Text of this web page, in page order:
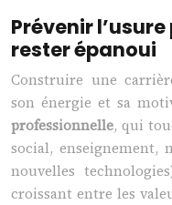
Prévenir
rester épanoui
Construire une
son énergie et sa
professionnelle, qui
social, enseignement,
nouvelles
croissant entre les